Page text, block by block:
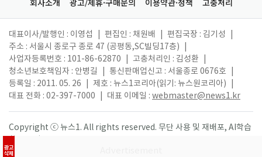
광고
삭제
대표이사/발행인 : 이영섭 편집인 : 채원배 편집국장 : 김기성
주소 : 서울시 종로구 종로 47 (공평동,SC빌딩17층)
사업자등록번호 : 101-86-62870
고충처리인 : 김성환
청소년보호책임자 : 안병길
통신판매업신고 : 서울종로 0676호
등록일 : 2011. 05. 26
제호 : 뉴스1코리아(읽기: 뉴스원코리아)
대표 전화 : 02-397-7000
대표 이메일 : webmaster@news1.kr
Copyright ⓒ 뉴스1. All rights reserved. 무단 사용 및 재배포, AI학습
활용 금지.